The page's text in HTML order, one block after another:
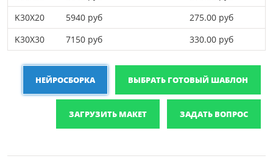
K30X20
5940 руб
275.00 руб
K30X30
7150 руб 330.00 руб
НЕЙРОСБОРКА ВЫБРАТЬ ГОТОВЫЙ ШАБЛОН
ЗАГРУЗИТЬ МАКЕТ ЗАДАТЬ ВОПРОС